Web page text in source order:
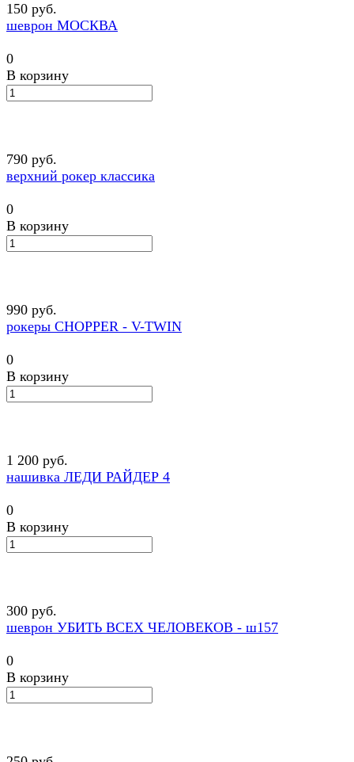
150 руб.
шеврон МОСКВА
0
В корзину
790 руб.
верхний рокер классика
0
В корзину
990 руб.
рокеры CHOPPER - V-TWIN
0
В корзину
1 200 руб.
нашивка ЛЕДИ РАЙДЕР 4
0
В корзину
300 руб.
шеврон УБИТЬ ВСЕХ ЧЕЛОВЕКОВ - ш157
0
В корзину